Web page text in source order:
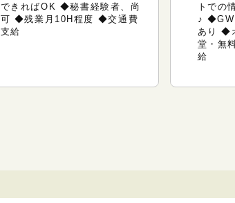
できればOK ◆秘書経験者、尚
可 ◆残業月10H程度 ◆交通費
支給
トでの
♪ ◆GW
あり ◆
堂・無
給